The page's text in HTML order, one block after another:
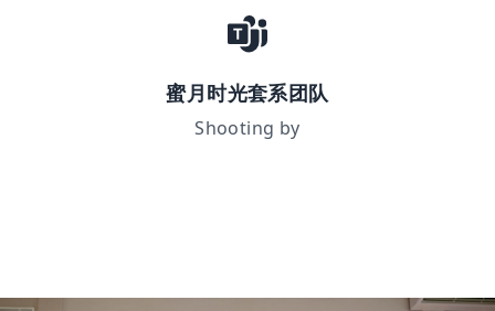
蜜月时光套系团队
Shooting by